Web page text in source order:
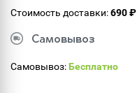
Стоимость доставки:690 ₽
Самовывоз
Самовывоз:Бесплатно